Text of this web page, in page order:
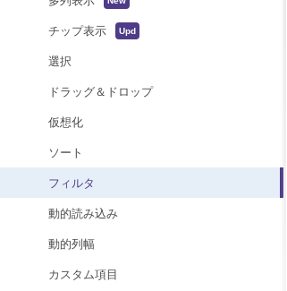
チップ表示
選択
ドラッグ＆ドロップ
仮想化
ソート
フィルタ
動的読み込み
動的列幅
カスタム項目